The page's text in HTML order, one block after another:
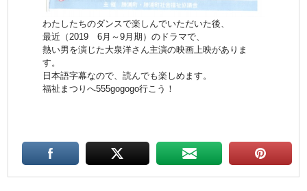
わたしたちのダンスで楽しんでいただいた後、
最近（2019 6月～9月期）のドラマで、
熱い男を演じた大泉洋さん主演の映画上映がありま
す。
日本語字幕なので、読んでも楽しめます。
福祉まつりへ555gogogo行こう！